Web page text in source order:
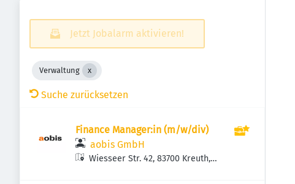
Jetzt Jobalarm aktivieren!
Verwaltung
Suche zurücksetzen
Finance Manager:in (m/w/div)
aobis GmbH
Wiesseer Str. 42, 83700 Kreuth,